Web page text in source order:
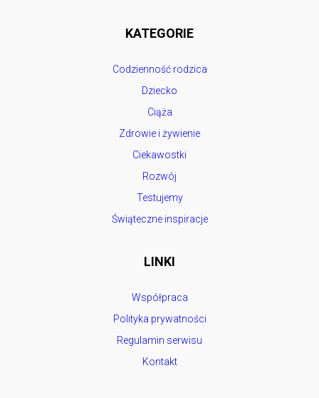
KATEGORIE
Codzienność rodzica
Dziecko
Ciąża
Zdrowie i żywienie
Ciekawostki
Rozwój
Testujemy
Świąteczne inspiracje
LINKI
Współpraca
Polityka prywatności
Regulamin serwisu
Kontakt